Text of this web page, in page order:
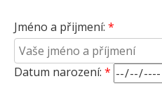
Jméno a přijmení:
Datum narození: